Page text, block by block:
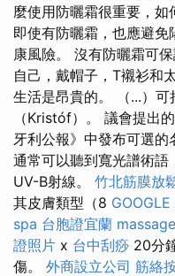
麼使用防曬霜很重要，如
即使有防曬霜，也應避
康風險。 沒有防曬霜可
自己，戴帽子，T襯衫和
生活是昂貴的。 （...）
（Kristóf）。 議會提出
牙利公報》中發布可選
通常可以聽到寬光譜術
UV-B射線。 竹北筋膜放
其皮膚類型（8
spa 台胞證宜蘭 massage
證照片 x 台中刮痧 20分
傷。 外商設立公司 筋絡